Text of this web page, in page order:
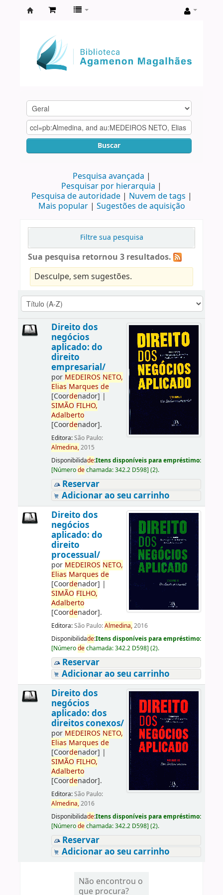
Agamenon
Magalhães
Buscar
Pesquisa avançada
Pesquisar por hierarquia
Pesquisa de autoridade
Nuvem de tags
Mais popular
Sugestões de aquisição
Filtre sua pesquisa
Sua pesquisa retornou 3 resultados.
Desculpe, sem sugestões.
Direito dos
negócios
aplicado: do
direito
empresarial/
por MEDEIROS NETO,
Elias Marques de
[Coordenador] |
SIMÃO FILHO,
Adalberto
[Coordenador].
Editora:São Paulo:
Almedina,2015
Disponibilidade:Itens disponíveis para empréstimo:
[Númerodechamada:342.2 D598] (2).
Reservar
Adicionar ao seu carrinho
Direito dos
negócios
aplicado: do
direito
processual/
por MEDEIROS NETO,
Elias Marques de
[Coordenador] |
SIMÃO FILHO,
Adalberto
[Coordenador].
Editora:São Paulo:Almedina,2016
Disponibilidade:Itens disponíveis para empréstimo:
[Númerodechamada:342.2 D598] (2).
Reservar
Adicionar ao seu carrinho
Direito dos
negócios
aplicado: dos
direitos conexos/
por MEDEIROS NETO,
Elias Marques de
[Coordenador] |
SIMÃO FILHO,
Adalberto
[Coordenador].
Editora:São Paulo:
Almedina,2016
Disponibilidade:Itens disponíveis para empréstimo:
[Númerodechamada:342.2 D598] (2).
Reservar
Adicionar ao seu carrinho
Não encontrou o
que procura?